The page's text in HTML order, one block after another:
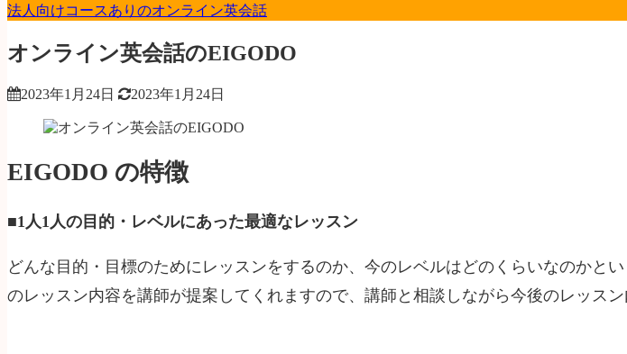
法人向けコースありのオンライン英会話
オンライン英会話のEIGODO
2023年1月24日 2023年1月24日
EIGODO の特徴
■1人1人の目的・レベルにあった最適なレッスン
どんな目的・目標のためにレッスンをするのか、今のレベルはどのくらいなのかと
のレッスン内容を講師が提案してくれますので、講師と相談しながら今後のレッスン